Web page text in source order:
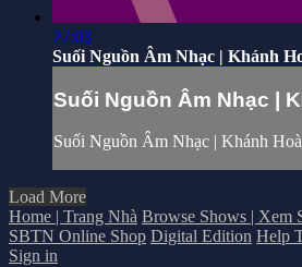
27:03
Suối Nguồn Âm Nhạc | Khánh
Suối Nguồn Âm Nhạc |
Suối Nguồn Âm Nhạc | Khánh
Load More
Home | Trang Nhà Browse Shows | Xem
SBTN Online Shop Digital Edition Help
Sign in